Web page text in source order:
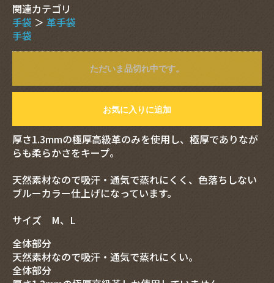
関連カテゴリ
手袋 ＞ 革手袋
手袋
ただいま品切れ中です。
お気に入りに追加
厚さ1.3mmの極厚高級革のみを使用し、極厚でありなが
らも柔らかさをキープ。
天然素材なので吸汗・通気で蒸れにくく、色落ちしない
ブルーカラー仕上げになっています。
サイズ M、L
全体部分
天然素材なので吸汗・通気で蒸れにくい。
全体部分